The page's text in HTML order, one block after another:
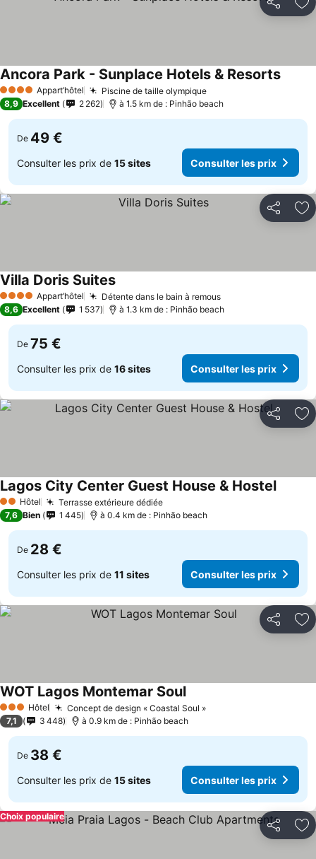
Partager
4 Étoiles Appart’hôtel Piscine de taille olympiqueConsulter les prix
Ancora Park - Sunplace Hotels & Resorts
8,9 Excellent 2 262 à 1.5 km de : Pinhão beach
De 49 €
Consulter les prix de 15 sites Consulter les prix
Partager
4 Étoiles Appart’hôtel Détente dans le bain à remousConsulter les prix
Villa Doris SuitesConsulter les prix
8,6 Excellent 1 537 à 1.3 km de : Pinhão beach
De 75 €
Consulter les prix de 16 sites Consulter les prix
Partager
2 Étoiles
Hôtel Terrasse extérieure dédiéeConsulter les prix
Lagos City Center Guest House & Hostel
7,6 Bien 1 445 à 0.4 km de : Pinhão beach
De 28 €
Consulter les prix de 11 sites Consulter les prix
Partager
3 ÉtoilesHôtel Concept de design « Coastal Soul »Consulter les prix
WOT Lagos Montemar SoulConsulter les prix
7,1 3 448 à 0.9 km de : Pinhão beach
De 38 €
Consulter les prix de 15 sites Consulter les prix
Partager
Choix populaire